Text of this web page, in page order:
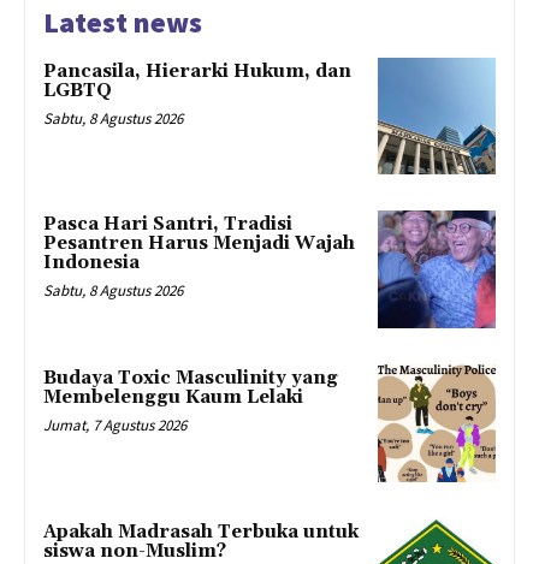
Latest news
Pancasila, Hierarki Hukum, dan
LGBTQ
Sabtu, 8 Agustus 2026
Pasca Hari Santri, Tradisi
Pesantren Harus Menjadi Wajah
Indonesia
Sabtu, 8 Agustus 2026
Budaya Toxic Masculinity yang
Membelenggu Kaum Lelaki
Jumat, 7 Agustus 2026
Apakah Madrasah Terbuka untuk
siswa non-Muslim?